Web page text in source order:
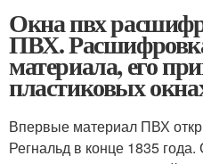
Окна пвх
ПВХ.
материала, его
пластиковых
Впервые материал ПВХ
Регнальд в конце 1835